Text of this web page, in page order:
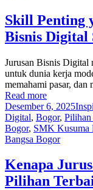
Skill Penting
Bisnis Digital
Jurusan Bisnis Digital
untuk dunia kerja
memahami pasar, dan
Read more
Desember 6, 2025
Digital, Bogor,
Bogor, SMK Kusuma
Bangsa Bogor
Kenapa
Pilihan